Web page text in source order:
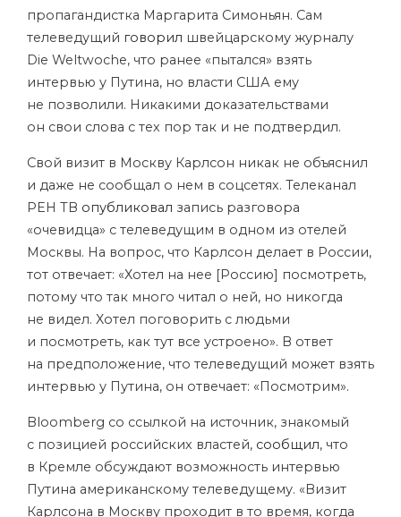
пропагандистка Маргарита Симоньян. Сам
телеведущий говорил швейцарскому журналу
Die Weltwoche, что ранее «пытался» взять
интервью у Путина, но власти США ему
не позволили. Никакими доказательствами
он свои слова с тех пор так и не подтвердил.
Свой визит в Москву Карлсон никак не объяснил
и даже не сообщал о нем в соцсетях. Телеканал
РЕН ТВ опубликовал запись разговора
«очевидца» с телеведущим в одном из отелей
Москвы. На вопрос, что Карлсон делает в России,
тот отвечает: «Хотел на нее [Россию] посмотреть,
потому что так много читал о ней, но никогда
не видел. Хотел поговорить с людьми
и посмотреть, как тут все устроено». В ответ
на предположение, что телеведущий может взять
интервью у Путина, он отвечает: «Посмотрим».
Bloomberg со ссылкой на источник, знакомый
с позицией российских властей, сообщил, что
в Кремле обсуждают возможность интервью
Путина американскому телеведущему. «Визит
Карлсона в Москву проходит в то время, когда